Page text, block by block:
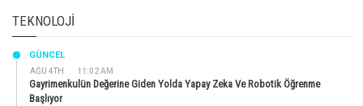
TEKNOLOJI
AĞU 4TH 11:02 AM
GÜNCEL
Gayrimenkulün Değerine Giden Yolda Yapay Zeka Ve Robotik Öğrenme
Başlıyor